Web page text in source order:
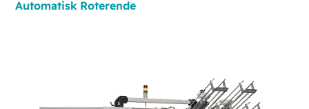
Automatisk Roterende